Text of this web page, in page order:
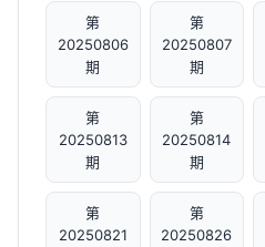
第
20250806
期
第
20250807
期
第
20250813
期
第
20250814
期
第
20250821
第
20250826